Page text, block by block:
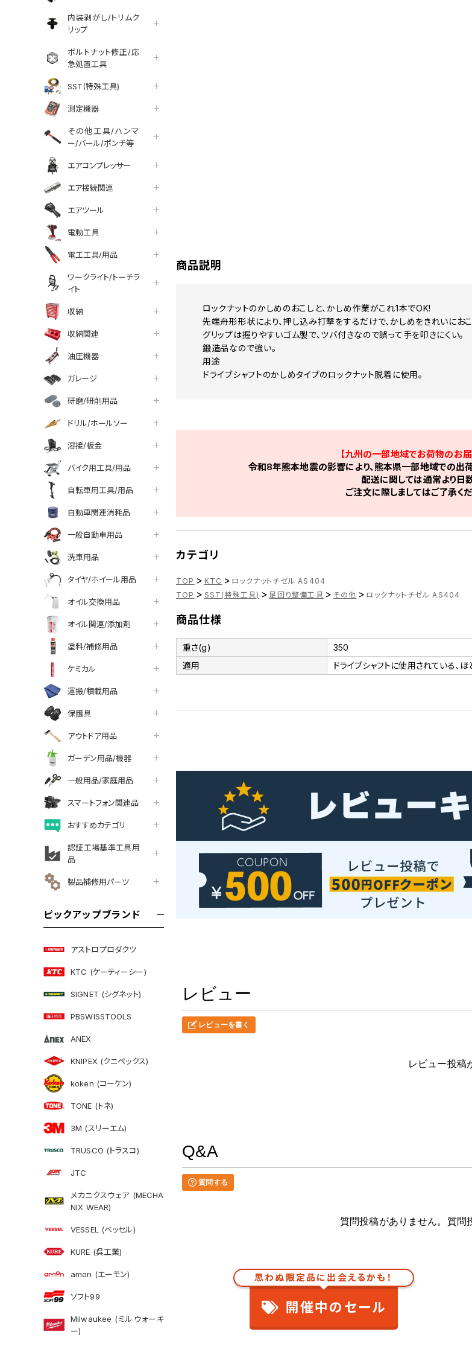
内装剥がし/トリムク
リップ
ボルトナット修正/応
急処置工具
SST(特殊工具)
測定機器
その他工具/ハンマ
ー/バール/ポンチ等
エアコンプレッサー
エア接続関連
エアツール
電動工具
電工工具/用品
ワークライト/トーチラ
イト
収納
収納関連
油圧機器
ガレージ
研磨/研削用品
ドリル/ホールソー
溶接/板金
バイク用工具/用品
自転車用工具/用品
自動車関連消耗品
一般自動車用品
洗車用品
タイヤ/ホイール用品
オイル交換用品
オイル関連/添加剤
塗料/補修用品
ケミカル
運搬/積載用品
保護具
アウトドア用品
ガーデン用品/機器
一般用品/家庭用品
スマートフォン関連品
おすすめカテゴリ
認証工場基準工具用
品
製品補修用パーツ
ピックアップブランド
アストロプロダクツ
KTC (ケーティーシー)
SIGNET (シグネット)
PBSWISSTOOLS
ANEX
KNIPEX (クニペックス)
koken (コーケン)
TONE (トネ)
3M (スリーエム)
TRUSCO (トラスコ)
JTC
メカニクスウェア (MECHA
NIX WEAR)
VESSEL (ベッセル)
KURE (呉工業)
amon (エーモン)
ソフト99
Milwaukee (ミルウォーキ
ー)
facebook
line
商品説明
ロックナットのかしめのおこしと、かしめ作業がこれ1本でOK!
先端舟形形状により、押し込み打撃をするだけで、かしめをきれいにおこ
グリップは握りやすいゴム製で、ツバ付きなので誤って手を叩きにくい。
鍛造品なので強い。
用途
ドライブシャフトのかしめタイプのロックナット脱着に使用。
【九州の一部地域でお荷物のお
令和8年熊本地震の影響により、熊本県一部地域での出
配送に関しては通常より日
ご注文に際しましてはご了承く
カテゴリ
TOP > KTC > ロックナットチゼル AS404
TOP > SST(特殊工具) > 足回り整備工具 > その他 > ロックナットチゼル AS404
商品仕様
重さ(g)
350
適用
ドライブシャフトに使用されている、
レビュー
レビューを書く
レビュー投稿
Q&A
質問する
質問投稿がありません。質問
思わぬ限定品に出会えるかも！
開催中のセール